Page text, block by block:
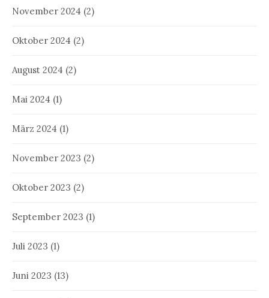
November 2024 (2)
Oktober 2024 (2)
August 2024 (2)
Mai 2024 (1)
März 2024 (1)
November 2023 (2)
Oktober 2023 (2)
September 2023 (1)
Juli 2023 (1)
Juni 2023 (13)